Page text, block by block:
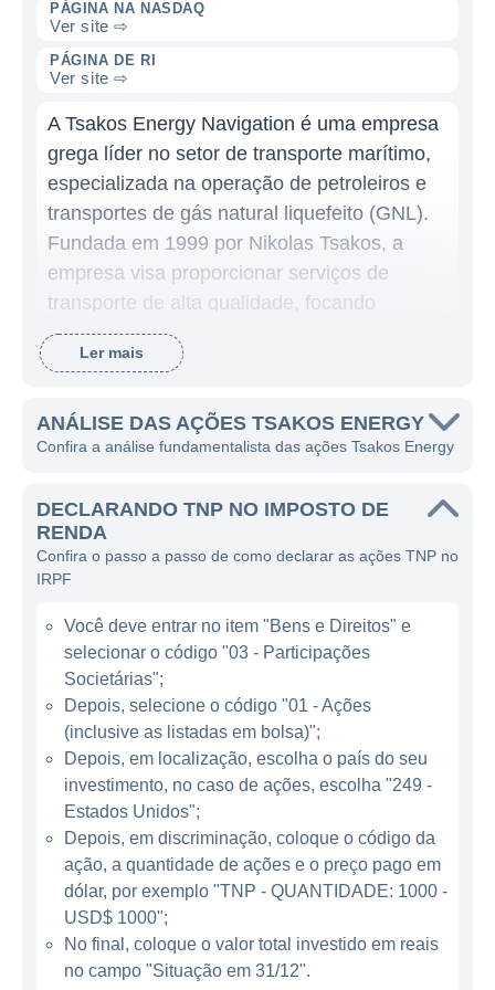
PÁGINA NA NASDAQ
Ver site ⇨
PÁGINA DE RI
Ver site ⇨
A Tsakos Energy Navigation é uma empresa
grega líder no setor de transporte marítimo,
especializada na operação de petroleiros e
transportes de gás natural liquefeito (GNL).
Fundada em 1999 por Nikolas Tsakos, a
empresa visa proporcionar serviços de
transporte de alta qualidade, focando
principalmente no transporte de produtos
petrolíferos e gás, contribuindo assim para a
Com sede em Atenas, a Tsakos Energy
composta por navios modernamente
equipados, que são projetados para atender
às demandas específicas de seus clientes. A
empresa adota práticas rigorosas de
manutenção e segurança para garantir a
operação eficiente de seus navios, além de
estar sempre em conformidade com as
regulamentações ambientais e padrões da
indústria.
ATUAÇÃO DA TSAKOS ENERGY
NAVIGATION
A Tsakos Energy Navigation opera no setor
de transporte marítimo, mais
especificamente no transporte de petróleo e
derivados, além de gás natural liquefeito. A
Ler mais
ANÁLISE DAS AÇÕES TSAKOS ENERGY
Confira a análise fundamentalista das ações Tsakos Energy
DECLARANDO TNP NO IMPOSTO DE
RENDA
Confira o passo a passo de como declarar as ações TNP no
IRPF
Você deve entrar no item "Bens e Direitos" e
selecionar o código "03 - Participações
Societárias";
Depois, selecione o código "01 - Ações
(inclusive as listadas em bolsa)";
Depois, em localização, escolha o país do seu
investimento, no caso de ações, escolha "249 -
Estados Unidos";
Depois, em discriminação, coloque o código da
ação, a quantidade de ações e o preço pago em
dólar, por exemplo "TNP - QUANTIDADE: 1000 -
USD$ 1000";
No final, coloque o valor total investido em reais
no campo "Situação em 31/12".